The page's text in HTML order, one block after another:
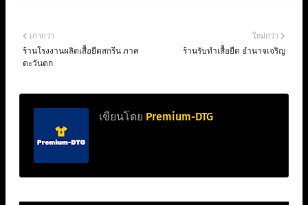
ใหม่กว่า
ร้านรับทำเสื้อยืด อำนาจเจริญ
เก่ากว่า
ร้านโรงงานผลิตเสื้อยืดสกรีน ภาค
ตะวันตก
เขียนโดย Premium-DTG